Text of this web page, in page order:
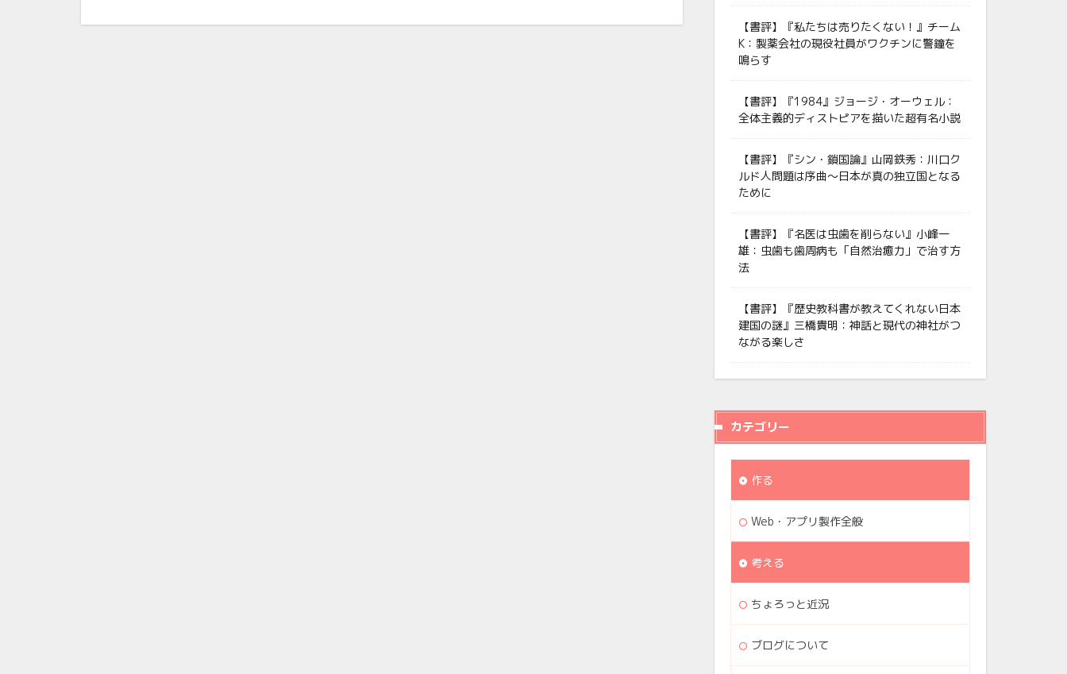
【書評】『私たちは売りたくない！』チーム
K：製薬会社の現役社員がワクチンに警鐘を
鳴らす
【書評】『1984』ジョージ・オーウェル：
全体主義的ディストピアを描いた超有名小説
【書評】『シン・鎖国論』山岡鉄秀：川口ク
ルド人問題は序曲〜日本が真の独立国となる
ために
【書評】『名医は虫歯を削らない』小峰一
雄：虫歯も歯周病も「自然治癒力」で治す方
法
【書評】『歴史教科書が教えてくれない日本
建国の謎』三橋貴明：神話と現代の神社がつ
ながる楽しさ
カテゴリー
作る
Web・アプリ製作全般
考える
ちょろっと近況
ブログについて